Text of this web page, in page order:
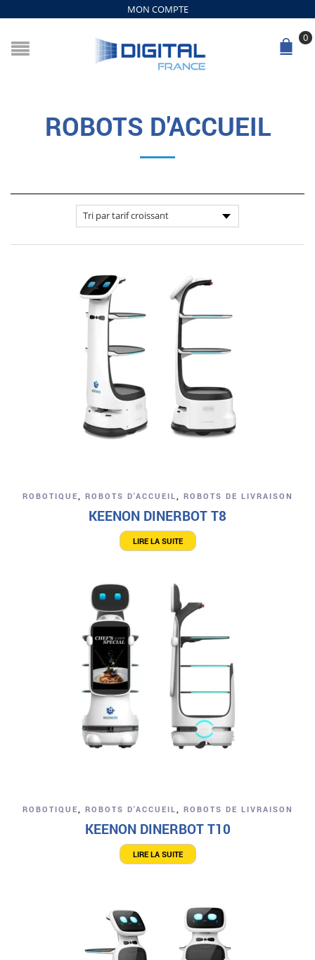
MON COMPTE
0
ROBOTS D'ACCUEIL
ROBOTIQUE ROBOTS D'ACCUEIL ROBOTS DE LIVRAISON
KEENON DINERBOT T8
LIRE LA SUITE
ROBOTIQUE ROBOTS D'ACCUEIL ROBOTS DE LIVRAISON
KEENON DINERBOT T10
LIRE LA SUITE